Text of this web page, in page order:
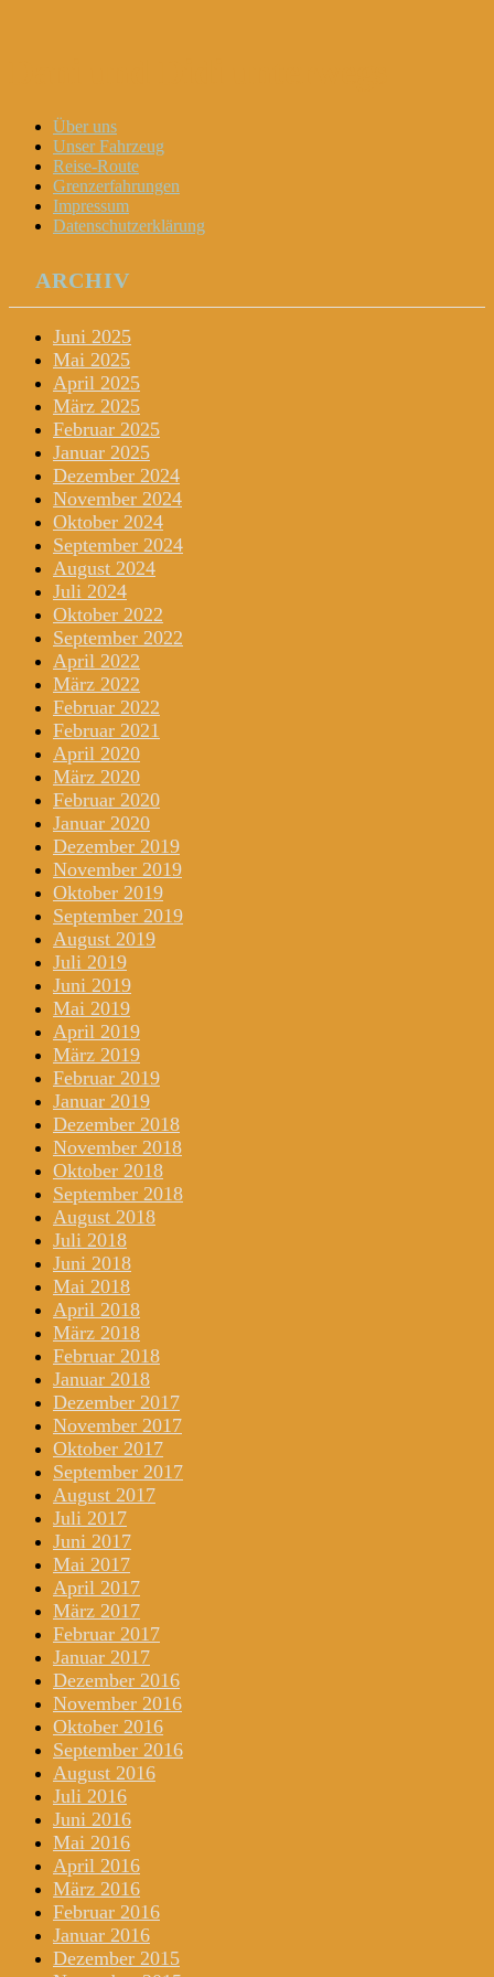
Menu
Widgets
Search
Skip
content
Über uns
Unser Fahrzeug
Reise-Route
Grenzerfahrungen
Impressum
Datenschutzerklärung
ARCHIV
Juni 2025
Mai 2025
April 2025
März 2025
Februar 2025
Januar 2025
Dezember 2024
November 2024
Oktober 2024
September 2024
August 2024
Juli 2024
Oktober 2022
September 2022
April 2022
März 2022
Februar 2022
Februar 2021
April 2020
März 2020
Februar 2020
Januar 2020
Dezember 2019
November 2019
Oktober 2019
September 2019
August 2019
Juli 2019
Juni 2019
Mai 2019
April 2019
März 2019
Februar 2019
Januar 2019
Dezember 2018
November 2018
Oktober 2018
September 2018
August 2018
Juli 2018
Juni 2018
Mai 2018
April 2018
März 2018
Februar 2018
Januar 2018
Dezember 2017
November 2017
Oktober 2017
September 2017
August 2017
Juli 2017
Juni 2017
Mai 2017
April 2017
März 2017
Februar 2017
Januar 2017
Dezember 2016
November 2016
Oktober 2016
September 2016
August 2016
Juli 2016
Juni 2016
Mai 2016
April 2016
März 2016
Februar 2016
Januar 2016
Dezember 2015